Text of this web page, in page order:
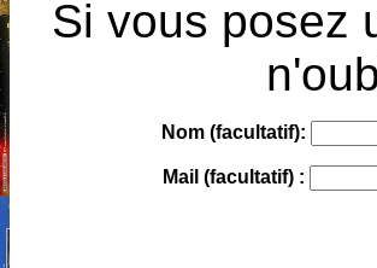
Si vous posez
Nom (facultatif):
Mail (facultatif) :